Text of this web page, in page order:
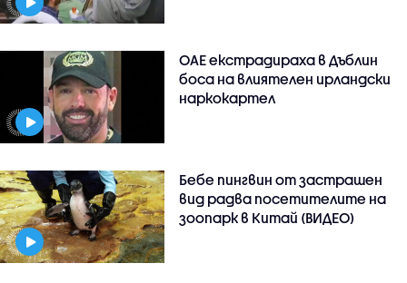
ОАЕ екстрадираха в Дъблин
боса на влиятелен ирландски
наркокартел
Бебе пингвин от застрашен
вид радва посетителите на
зоопарк в Китай (ВИДЕО)